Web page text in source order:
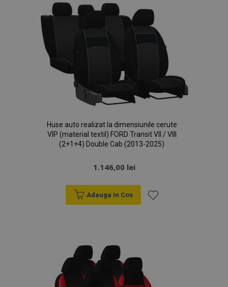
Dorințe
Huse auto realizat la dimensiunile cerute
VIP (material textil) FORD Transit VII / VIII
(2+1+4) Double Cab (2013-2025)
1.146,00 lei
Adauga In Cos